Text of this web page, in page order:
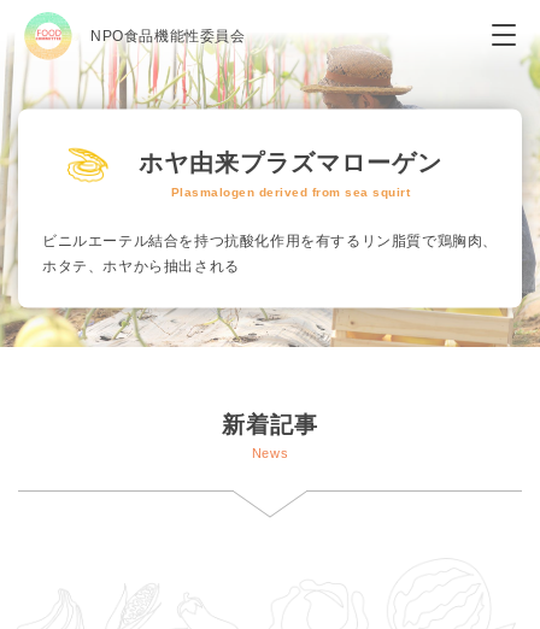
NPO食品機能性委員会
ホヤ由来プラズマローゲン
Plasmalogen derived from sea squirt
ビニルエーテル結合を持つ抗酸化作用を有するリン脂質で鶏胸肉、
ホタテ、ホヤから抽出される
新着記事
News